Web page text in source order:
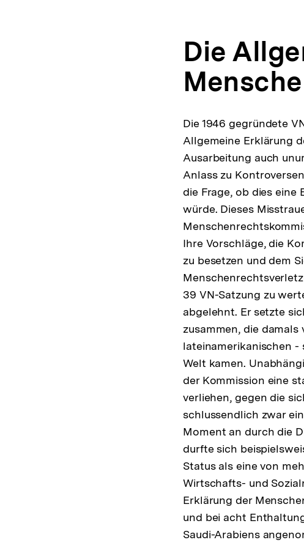
Die
Die 1946 gegründete
Allgemeine Erklärung
Ausarbeitung auch
Anlass zu
die Frage, ob dies eine
würde. Dieses
Ihre Vorschläge, die
zu besetzen und dem
39 VN-Satzung zu
abgelehnt. Er setzte
zusammen, die
lateinamerikanischen -
Welt kamen.
der Kommission eine
verliehen, gegen die
schlussendlich zwar
Moment an durch die
durfte sich
Status als eine von
Wirtschafts- und
Erklärung der
und bei acht
Saudi-Arabiens